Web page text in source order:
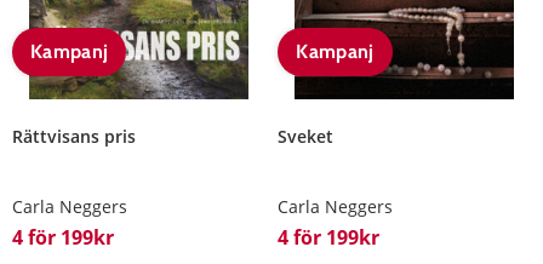
Kampanj
Rättvisans pris
Carla Neggers
4 för 199kr
Kampanj
Sveket
Carla Neggers
4 för 199kr